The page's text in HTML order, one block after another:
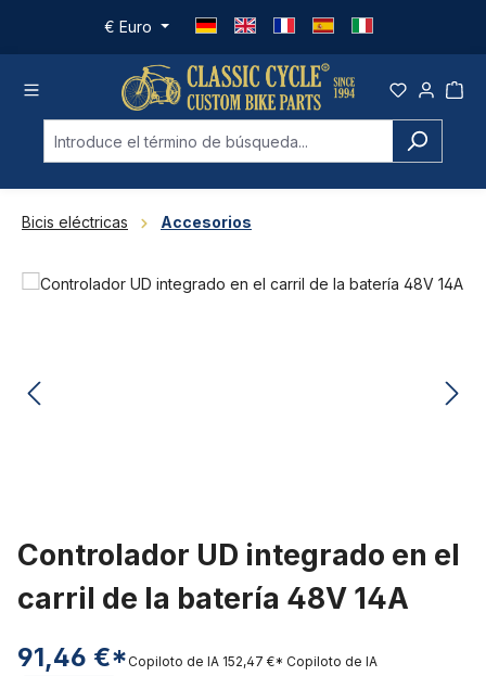
Saltar al contenido principal
€ Euro
Bicis eléctricas Accesorios
Omitir galería de imágenes
Controlador UD integrado en el
carril de la batería 48V 14A
91,46 €* Copiloto de IA 152,47 €* Copiloto de IA